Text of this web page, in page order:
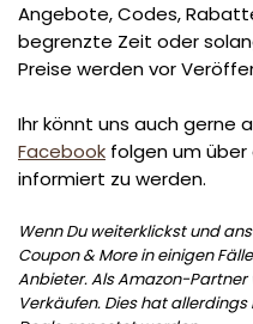
Angebote, Codes,
begrenzte Zeit oder
Preise werden vor
Ihr könnt uns auch gerne
Facebook folgen um
informiert zu werden.
Wenn Du weiterklickst und
Coupon & More in einigen
Anbieter. Als Amazon-
Verkäufen. Dies hat